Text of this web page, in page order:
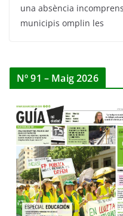
una absència
municipis omplin les
Nº 91 – Maig 2026